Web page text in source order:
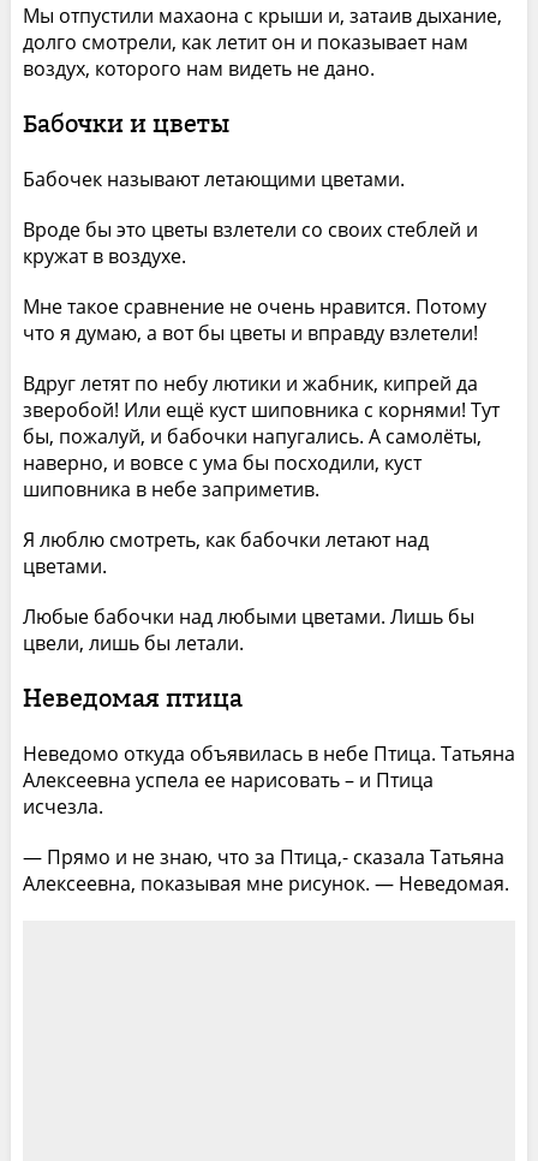
Мы отпустили махаона с крыши и, затаив дыхание,
долго смотрели, как летит он и показывает нам
воздух, которого нам видеть не дано.
Бабочки и цветы
Бабочек называют летающими цветами.
Вроде бы это цветы взлетели со своих стеблей и
кружат в воздухе.
Мне такое сравнение не очень нравится. Потому
что я думаю, а вот бы цветы и вправду взлетели!
Вдруг летят по небу лютики и жабник, кипрей да
зверобой! Или ещё куст шиповника с корнями! Тут
бы, пожалуй, и бабочки напугались. А самолёты,
наверно, и вовсе с ума бы посходили, куст
шиповника в небе заприметив.
Я люблю смотреть, как бабочки летают над
цветами.
Любые бабочки над любыми цветами. Лишь бы
цвели, лишь бы летали.
Неведомая птица
Неведомо откуда объявилась в небе Птица. Татьяна
Алексеевна успела ее нарисовать – и Птица
исчезла.
— Прямо и не знаю, что за Птица,- сказала Татьяна
Алексеевна, показывая мне рисунок. — Неведомая.